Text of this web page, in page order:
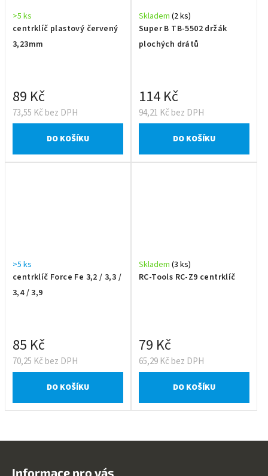
centrklíč plastový červený
3,23mm
>5 ks
73,55 Kč bez DPH
89 Kč
DO KOŠÍKU
Super B TB-5502 držák
plochých drátů
Skladem (2 ks)
94,21 Kč bez DPH
114 Kč
DO KOŠÍKU
centrklíč Force Fe 3,2 / 3,3 /
3,4 / 3,9
>5 ks
70,25 Kč bez DPH
85 Kč
DO KOŠÍKU
RC-Tools RC-Z9 centrklíč
Skladem (3 ks)
65,29 Kč bez DPH
79 Kč
DO KOŠÍKU
Informace pro vás